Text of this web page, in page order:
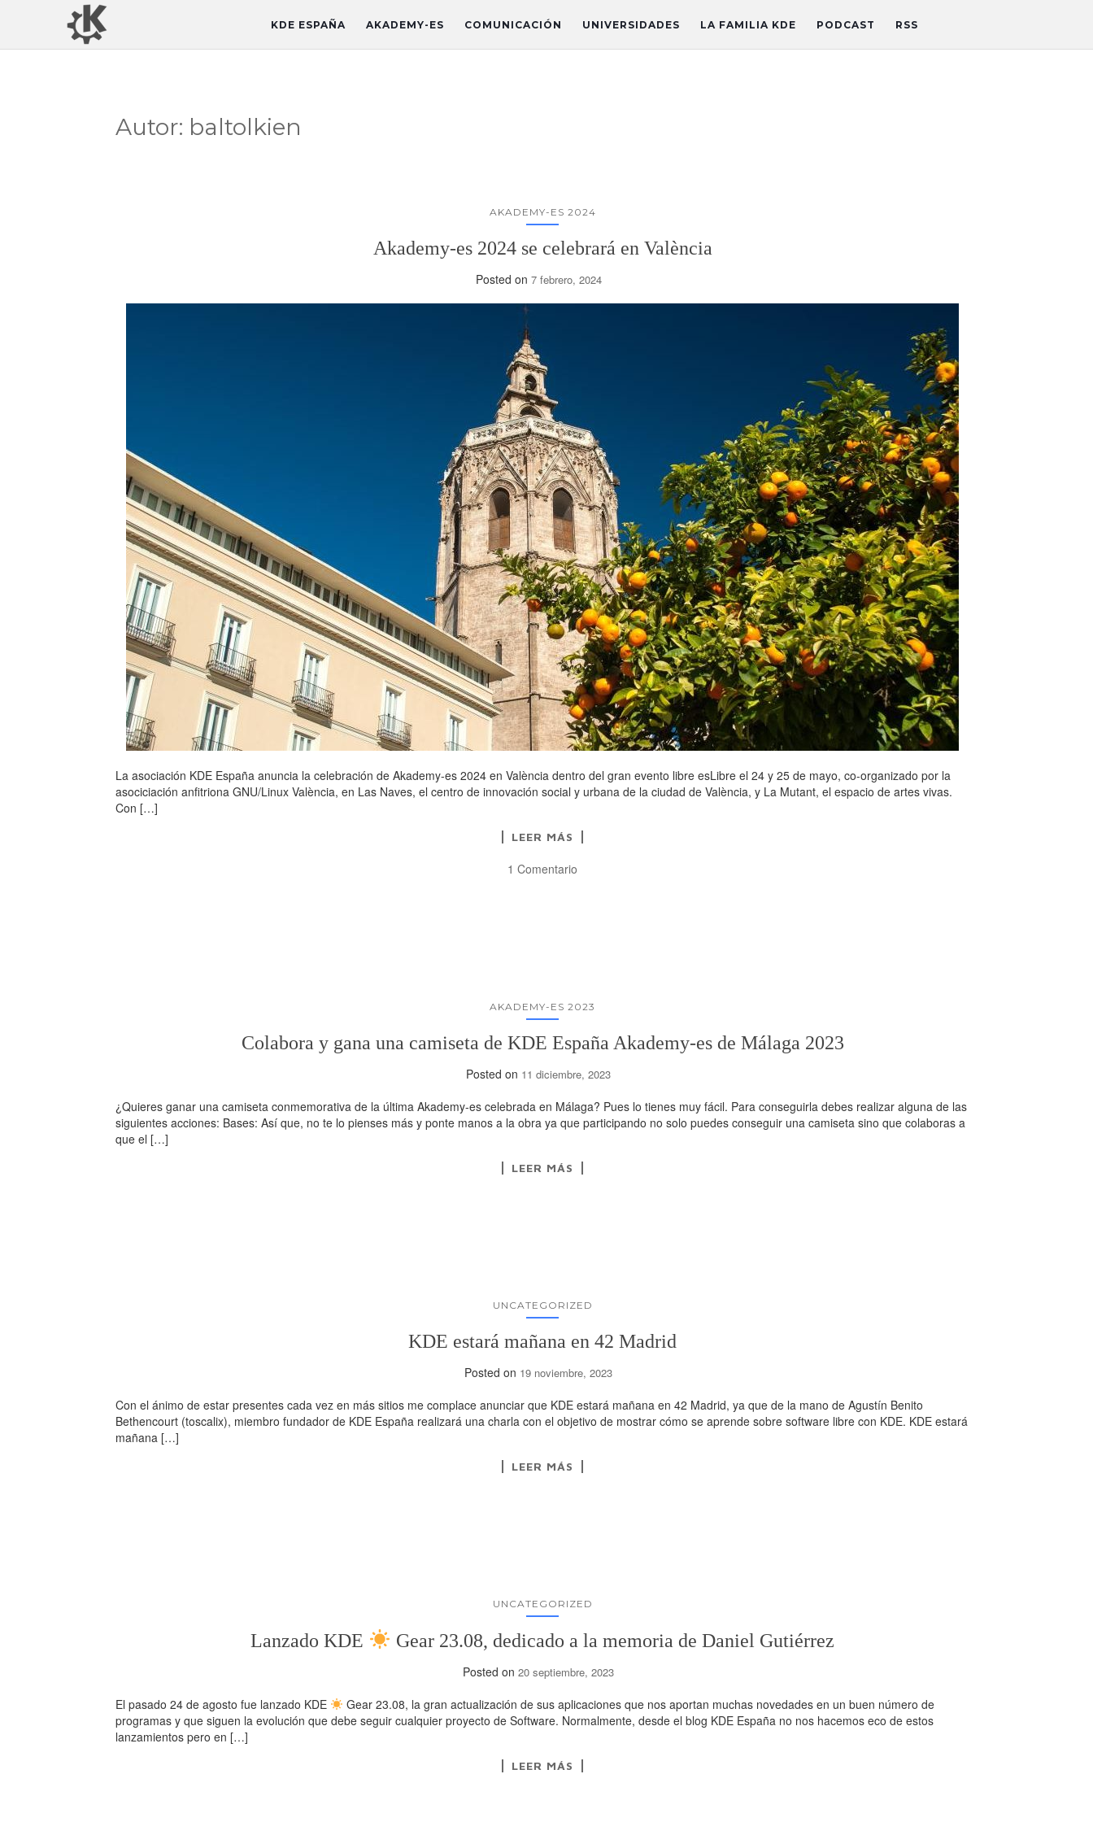
KDE ESPAÑA AKADEMY-ES COMUNICACIÓN UNIVERSIDADES LA FAMILIA KDE PODCAST RSS
Autor: baltolkien
AKADEMY-ES 2024
Akademy-es 2024 se celebrará en València
Posted on 7 febrero, 2024
La asociación KDE España anuncia la celebración de Akademy-es 2024 en València dentro del gran evento libre esLibre el 24 y 25 de mayo, co-organizado por la
asociciación anfitriona GNU/Linux València, en Las Naves, el centro de innovación social y urbana de la ciudad de València, y La Mutant, el espacio de artes vivas.
Con […]
LEER MÁS
1 Comentario
AKADEMY-ES 2023
Colabora y gana una camiseta de KDE España Akademy-es de Málaga 2023
Posted on 11 diciembre, 2023
¿Quieres ganar una camiseta conmemorativa de la última Akademy-es celebrada en Málaga? Pues lo tienes muy fácil. Para conseguirla debes realizar alguna de las
siguientes acciones: Bases: Así que, no te lo pienses más y ponte manos a la obra ya que participando no solo puedes conseguir una camiseta sino que colaboras a
que el […]
LEER MÁS
UNCATEGORIZED
KDE estará mañana en 42 Madrid
Posted on 19 noviembre, 2023
Con el ánimo de estar presentes cada vez en más sitios me complace anunciar que KDE estará mañana en 42 Madrid, ya que de la mano de Agustín Benito
Bethencourt (toscalix), miembro fundador de KDE España realizará una charla con el objetivo de mostrar cómo se aprende sobre software libre con KDE. KDE estará
mañana […]
LEER MÁS
UNCATEGORIZED
Lanzado KDE Gear 23.08, dedicado a la memoria de Daniel Gutiérrez
Posted on 20 septiembre, 2023
El pasado 24 de agosto fue lanzado KDE
Gear 23.08, la gran actualización de sus aplicaciones que nos aportan muchas novedades en un buen número de
programas y que siguen la evolución que debe seguir cualquier proyecto de Software. Normalmente, desde el blog KDE España no nos hacemos eco de estos
lanzamientos pero en […]
LEER MÁS